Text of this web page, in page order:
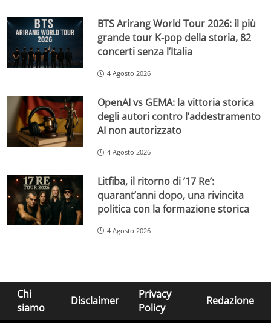
BTS Arirang World Tour 2026: il più
grande tour K-pop della storia, 82
concerti senza l’Italia
4 Agosto 2026
OpenAI vs GEMA: la vittoria storica
degli autori contro l’addestramento
AI non autorizzato
4 Agosto 2026
Litfiba, il ritorno di ’17 Re’:
quarant’anni dopo, una rivincita
politica con la formazione storica
4 Agosto 2026
Chi
siamo
Disclaimer
Privacy
Policy
Redazione